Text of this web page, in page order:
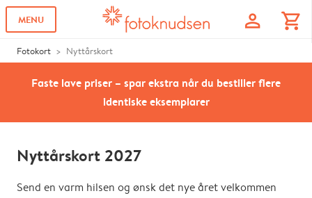
MENU profile shopping_cart
Fotokort Nyttårskort
Faste lave priser – spar ekstra når du bestiller flere
identiske eksemplarer
Nyttårskort 2027
Send en varm hilsen og ønsk det nye året velkommen